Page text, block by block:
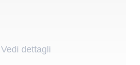
Vedi dettagli